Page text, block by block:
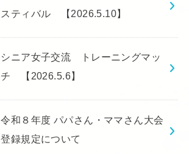
スティバル 【2026.5.10】
シニア女子交流 トレーニングマッ
チ 【2026.5.6】
令和８年度 パパさん・ママさん大会
登録規定について